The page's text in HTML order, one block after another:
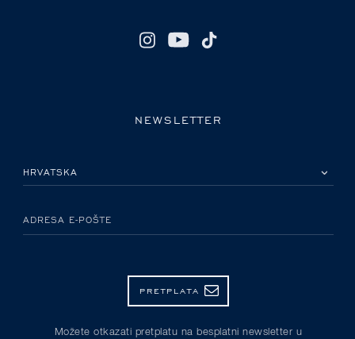
NEWSLETTER
ADRESA E-POŠTE
PRETPLATA
Možete otkazati pretplatu na besplatni newsletter u